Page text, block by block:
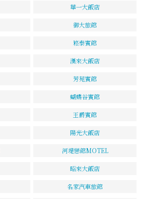
華一大飯店
御大旅館
崧泰賓館
漢來大飯店
芳苑賓館
蝴蝶谷賓館
王爵賓館
陽光大飯店
河堤戀館MOTEL
昭來大飯店
名家汽車旅館